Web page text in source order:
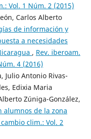
Vol. 1 Núm. 2 (2015)
Carlos Alberto
de información y
a necesidades
, Rev. iberoam.
4 (2016)
Julio Antonio Rivas-
Edixia Maria
Zúniga-González,
alumnos de la zona
clim.: Vol. 2